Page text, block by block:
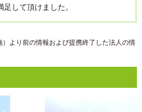
して頂けました。
より前の情報および提携終了した法人の情